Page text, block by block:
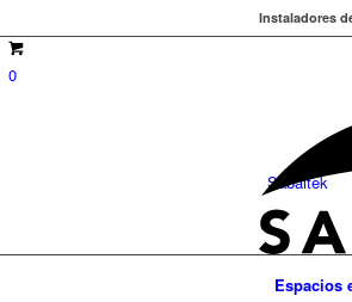
Instaladores
0
Sabaitek
Espacios